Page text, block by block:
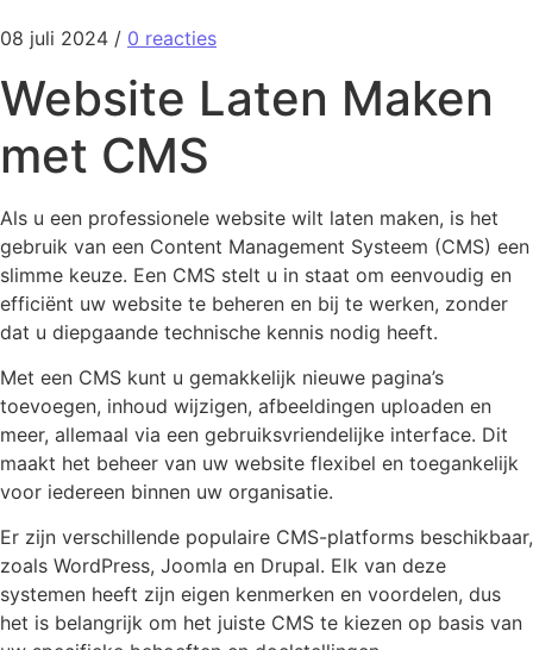
08 juli 2024 / 0 reacties
Website Laten Maken
met CMS
Als u een professionele website wilt laten maken, is het
gebruik van een Content Management Systeem (CMS) een
slimme keuze. Een CMS stelt u in staat om eenvoudig en
efficiënt uw website te beheren en bij te werken, zonder
dat u diepgaande technische kennis nodig heeft.
Met een CMS kunt u gemakkelijk nieuwe pagina’s
toevoegen, inhoud wijzigen, afbeeldingen uploaden en
meer, allemaal via een gebruiksvriendelijke interface. Dit
maakt het beheer van uw website flexibel en toegankelijk
voor iedereen binnen uw organisatie.
Er zijn verschillende populaire CMS-platforms beschikbaar,
zoals WordPress, Joomla en Drupal. Elk van deze
systemen heeft zijn eigen kenmerken en voordelen, dus
het is belangrijk om het juiste CMS te kiezen op basis van